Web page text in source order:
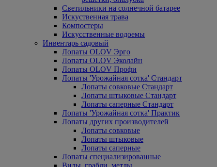
Светильники на солнечной батарее
Искуственная трава
Компостеры
Искусственные водоемы
Инвентарь садовый
Лопаты OLOV Эрго
Лопаты OLOV Эколайн
Лопаты OLOV Профи
Лопаты 'Урожайная сотка' Стандарт
Лопаты совковые Стандарт
Лопаты штыковые Стандарт
Лопаты саперные Стандарт
Лопаты 'Урожайная сотка' Практик
Лопаты других производителей
Лопаты совковые
Лопаты штыковые
Лопаты саперные
Лопаты специализированные
Вилы, грабли, метлы